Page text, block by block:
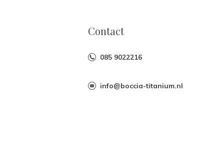
Contact
085 9022216
info@boccia-titanium.nl